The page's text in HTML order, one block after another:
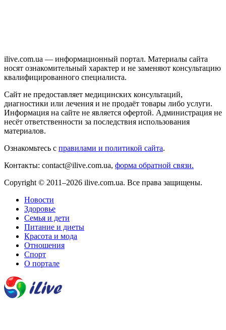
ilive.com.ua — информационный портал. Материалы сайта
носят ознакомительный характер и не заменяют консультацию
квалифицированного специалиста.
Сайт не предоставляет медицинских консультаций,
диагностики или лечения и не продаёт товары либо услуги.
Информация на сайте не является офертой. Администрация не
несёт ответственности за последствия использования
материалов.
Ознакомьтесь с правилами и политикой сайта.
Контакты: contact@ilive.com.ua, форма обратной связи.
Copyright © 2011–2026 ilive.com.ua. Все права защищены.
Новости
Здоровье
Семья и дети
Питание и диеты
Красота и мода
Отношения
Спорт
О портале